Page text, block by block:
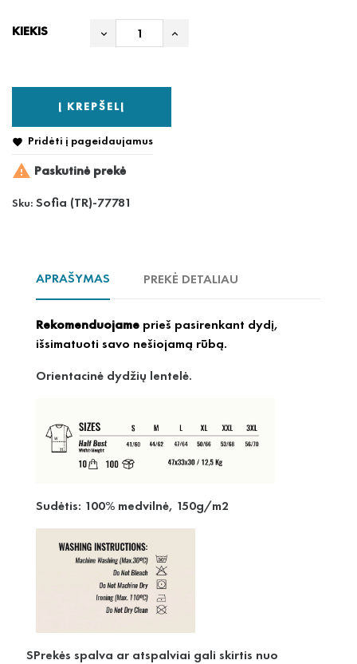
KIEKIS
Į KREPŠELĮ
 Pridėti į pageidaujamus
 Paskutinė prekė
Sku: Sofia (TR)-77781
APRAŠYMAS PREKĖ DETALIAU
Rekomenduojame prieš pasirenkant dydį,
išsimatuoti savo nešiojamą rūbą.
Orientacinė dydžių lentelė.
Sudėtis: 100% medvilnė, 150g/m2
SPrekės spalva ar atspalviai gali skirtis nuo